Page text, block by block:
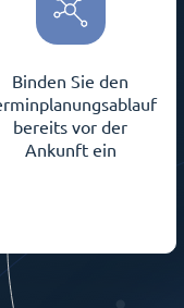
Binden Sie den
bereits vor der
Ankunft ein